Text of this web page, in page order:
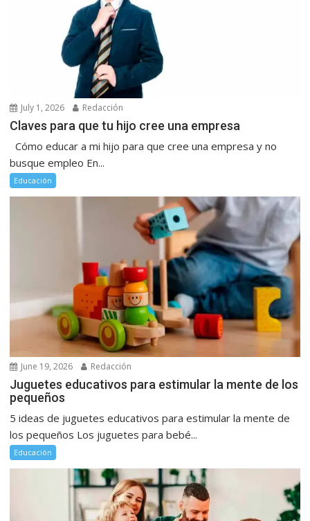
July 1, 2026 Redacción
Claves para que tu hijo cree una empresa
Cómo educar a mi hijo para que cree una empresa y no
busque empleo En...
Educación
June 19, 2026 Redacción
Juguetes educativos para estimular la mente de los
pequeños
5 ideas de juguetes educativos para estimular la mente de
los pequeños Los juguetes para bebé...
Educación